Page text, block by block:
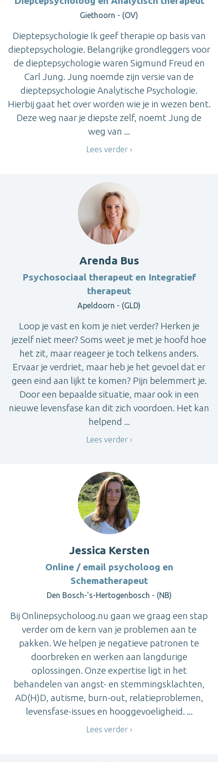
Giethoorn - (OV)
Dieptepsychologie Ik geef therapie op basis van
dieptepsychologie. Belangrijke grondleggers voor
de dieptepsychologie waren Sigmund Freud en
Carl Jung. Jung noemde zijn versie van de
dieptepsychologie Analytische Psychologie.
Hierbij gaat het over worden wie je in wezen bent.
Deze weg naar je diepste zelf, noemt Jung de
weg van ...
Lees verder
Arenda Bus
Psychosociaal therapeut en Integratief
therapeut
Apeldoorn - (GLD)
Loop je vast en kom je niet verder? Herken je
jezelf niet meer? Soms weet je met je hoofd hoe
het zit, maar reageer je toch telkens anders.
Ervaar je verdriet, maar heb je het gevoel dat er
geen eind aan lijkt te komen? Pijn belemmert je.
Door een bepaalde situatie, maar ook in een
nieuwe levensfase kan dit zich voordoen. Het kan
helpend ...
Lees verder
Jessica Kersten
Online / email psycholoog en
Schematherapeut
Den Bosch-'s-Hertogenbosch - (NB)
Bij Onlinepsycholoog.nu gaan we graag een stap
verder om de kern van je problemen aan te
pakken. We helpen je negatieve patronen te
doorbreken en werken aan langdurige
oplossingen. Onze expertise ligt in het
behandelen van angst- en stemmingsklachten,
AD(H)D, autisme, burn-out, relatieproblemen,
levensfase-issues en hooggevoeligheid. ...
Lees verder